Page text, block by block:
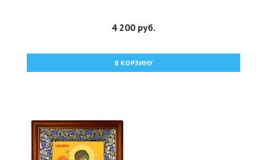
4 200 руб.
В КОРЗИНУ